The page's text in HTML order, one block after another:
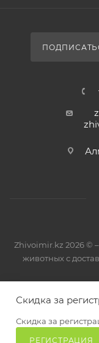
Zhivoimir.kz 2026 ©
животных с
Скидка за
Скидка за
РЕГИСТРАЦИЯ